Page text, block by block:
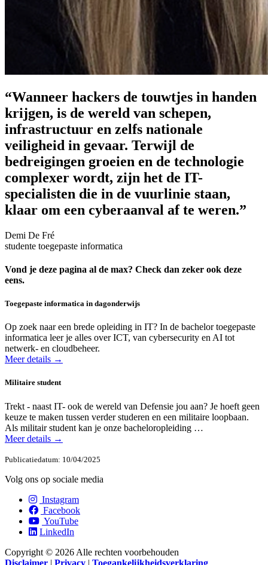
“Wanneer hackers de touwtjes in handen
krijgen, is de wereld van schepen,
infrastructuur en zelfs nationale
veiligheid in gevaar. Terwijl de
bedreigingen groeien en de technologie
complexer wordt, zijn het de IT-
specialisten die in de vuurlinie staan,
klaar om een cyberaanval af te weren.”
Demi De Fré
studente toegepaste informatica
Vond je deze pagina al de max? Check dan zeker ook deze
eens.
Toegepaste informatica in dagonderwijs
Op zoek naar een brede opleiding in IT? In de bachelor toegepaste
informatica leer je alles over ICT, van cybersecurity en AI tot
netwerk- en cloudbeheer.
Meer details →
Militaire student
Trekt - naast IT- ook de wereld van Defensie jou aan? Je hoeft geen
keuze te maken tussen verder studeren en een militaire loopbaan.
Als militair student kan je onze bacheloropleiding …
Meer details →
Publicatiedatum: 10/04/2025
Volg ons op sociale media
Instagram
Facebook
YouTube
LinkedIn
Copyright © 2026 Alle rechten voorbehouden
Disclaimer | Privacy | Toegankelijkheidsverklaring